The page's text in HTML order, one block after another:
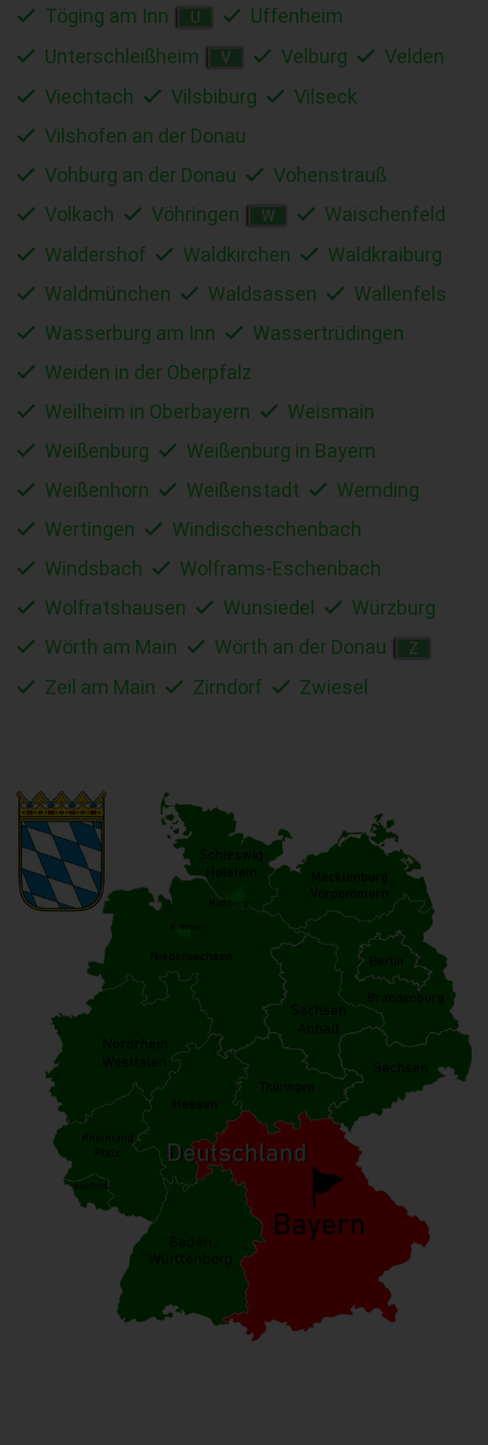
Töging am Inn
U
Uffenheim
Unterschleißheim
V Velburg
Velden
Viechtach
Vilsbiburg
Vilseck
Vilshofen an der Donau
Vohburg an der Donau
Vohenstrauß
Volkach
Vöhringen W
Waischenfeld
Waldershof
Waldkirchen
Waldkraiburg
Waldmünchen
Waldsassen
Wallenfels
Wasserburg am Inn
Wassertrüdingen
Weiden in der Oberpfalz
Weilheim in Oberbayern
Weismain
Weißenburg
Weißenburg in Bayern
Weißenhorn
Weißenstadt
Wemding
Wertingen
Windischeschenbach
Windsbach
Wolframs-Eschenbach
Wolfratshausen
Wunsiedel
Würzburg
Wörth am Main
Wörth an der Donau Z
Zeil am Main Zirndorf Zwiesel